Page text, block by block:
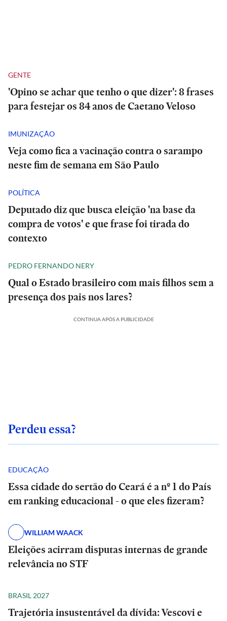
GENTE
'Opino se achar que tenho o que dizer': 8 frases
para festejar os 84 anos de Caetano Veloso
IMUNIZAÇÃO
Veja como fica a vacinação contra o sarampo
neste fim de semana em São Paulo
POLÍTICA
Deputado diz que busca eleição 'na base da
compra de votos' e que frase foi tirada do
contexto
PEDRO FERNANDO NERY
Qual o Estado brasileiro com mais filhos sem a
presença dos pais nos lares?
CONTINUA APÓS A PUBLICIDADE
Perdeu essa?
EDUCAÇÃO
Essa cidade do sertão do Ceará é a nº 1 do País
em ranking educacional - o que eles fizeram?
WILLIAM WAACK
Eleições acirram disputas internas de grande
relevância no STF
BRASIL 2027
Trajetória insustentável da dívida: Vescovi e